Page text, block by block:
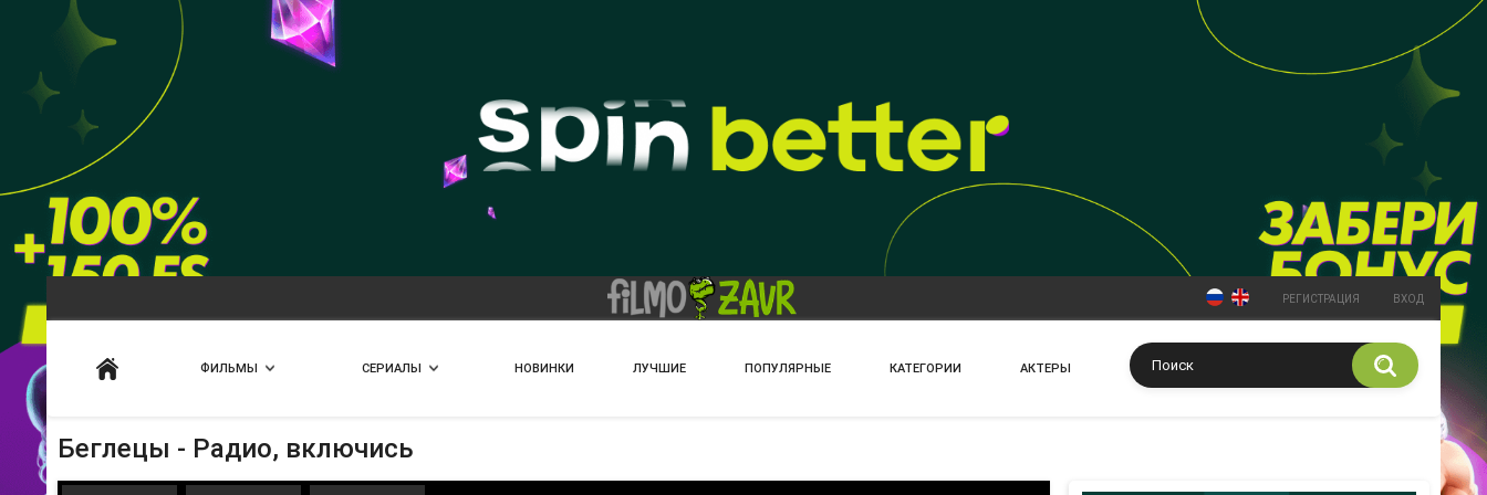
РЕГИСТРАЦИЯ ВХОД
ФИЛЬМЫ СЕРИАЛЫ НОВИНКИ ЛУЧШИЕ ПОПУЛЯРНЫЕ КАТЕГОРИИ АКТЕРЫ
Беглецы - Радио, включись